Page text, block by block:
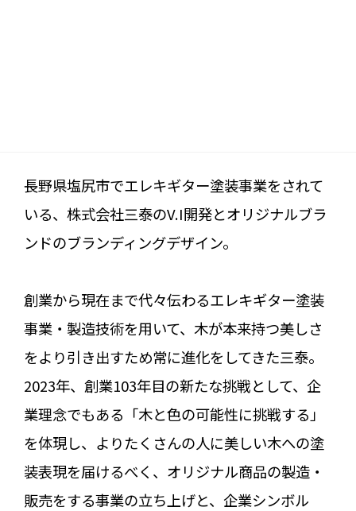
長野県塩尻市でエレキギター塗装事業をされて
いる、株式会社三泰のV.I開発とオリジナルブラ
ンドのブランディングデザイン。
創業から現在まで代々伝わるエレキギター塗装
事業・製造技術を用いて、木が本来持つ美しさ
をより引き出すため常に進化をしてきた三泰。
2023年、創業103年目の新たな挑戦として、企
業理念でもある「木と色の可能性に挑戦する」
を体現し、よりたくさんの人に美しい木への塗
装表現を届けるべく、オリジナル商品の製造・
販売をする事業の立ち上げと、企業シンボル